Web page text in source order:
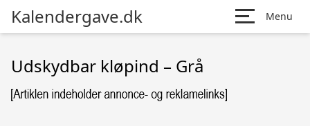
Kalendergave.dk Menu
Udskydbar kløpind – Grå